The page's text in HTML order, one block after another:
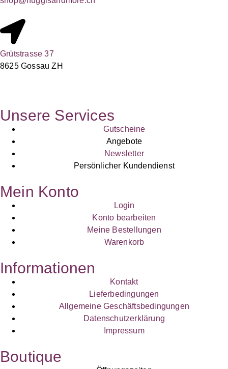
Grütstrasse 37
8625 Gossau ZH
Unsere Services
Gutscheine
Angebote
Newsletter
Persönlicher Kundendienst
Mein Konto
Login
Konto bearbeiten
Meine Bestellungen
Warenkorb
Informationen
Kontakt
Lieferbedingungen
Allgemeine Geschäftsbedingungen
Datenschutzerklärung
Impressum
Boutique